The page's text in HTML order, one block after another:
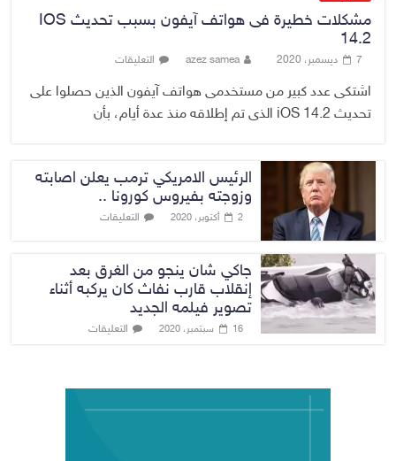
مشكلات خطيرة فى هواتف آيفون بسبب تحديث IOS
14.2
7 ديسمبر، 2020 azez samea التعليقات
اشتكى عدد كبير من مستخدمى هواتف آيفون الذين حصلوا على
تحديث iOS 14.2 الذى تم إطلاقه منذ عدة أيام، بأن
الرئيس الامريكي ترمب يعلن اصابته
وزوجته بفيروس كورونا ..
2 أكتوبر، 2020 التعليقات
جاكي شان ينجو من الغرق بعد
إنقلاب قارب نفاث كان يركبه أثناء
تصوير فيلمه الجديد
16 سبتمبر، 2020 التعليقات